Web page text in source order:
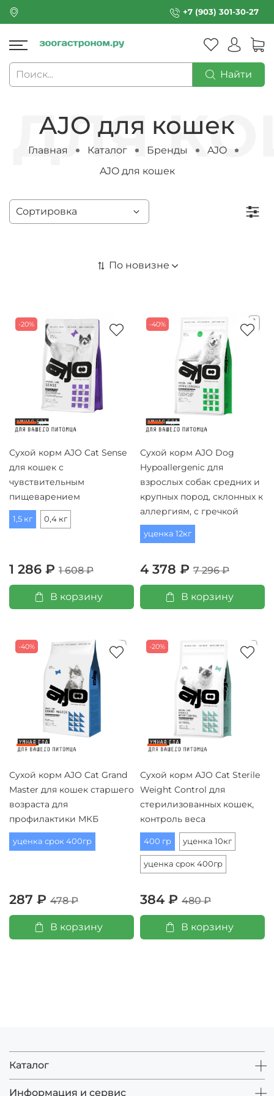
+7 (903) 301-30-27
Найти
AJO для кошек
Главная Каталог Бренды
AJO
AJO для кошек
-20%
Сухой корм AJO Cat Sense
для кошек с
чувствительным
пищеварением
1,5 кг 0,4 кг
1 286 ₽ 1 608 ₽
В корзину
-40%
Сухой корм AJO Dog
Hypoallergenic для
взрослых собак средних и
крупных пород, склонных к
аллергиям, с гречкой
уценка 12кг
4 378 ₽ 7 296 ₽
В корзину
-40%
Сухой корм AJO Cat Grand
Master для кошек старшего
возраста для
профилактики МКБ
уценка срок 400гр
287 ₽ 478 ₽
В корзину
-20%
Сухой корм AJO Cat Sterile
Weight Control для
стерилизованных кошек,
контроль веса
400 гр уценка 10кг
уценка срок 400гр
384 ₽ 480 ₽
В корзину
Каталог
Информация и сервис